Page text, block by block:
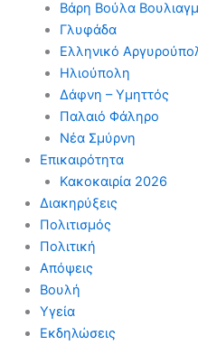
Βάρη Βούλα
Γλυφάδα
Ελληνικό
Ηλιούπολη
Δάφνη – Υμηττός
Παλαιό Φάληρο
Νέα Σμύρνη
Επικαιρότητα
Κακοκαιρία 2026
Διακηρύξεις
Πολιτισμός
Πολιτική
Απόψεις
Βουλή
Υγεία
Εκδηλώσεις